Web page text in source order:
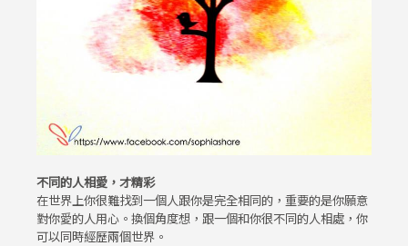
不同的人相愛，才精彩
在世界上你很難找到一個人跟你是完全相同的，重要的是你願意
對你愛的人用心。換個角度想，跟一個和你很不同的人相處，你
可以同時經歷兩個世界。